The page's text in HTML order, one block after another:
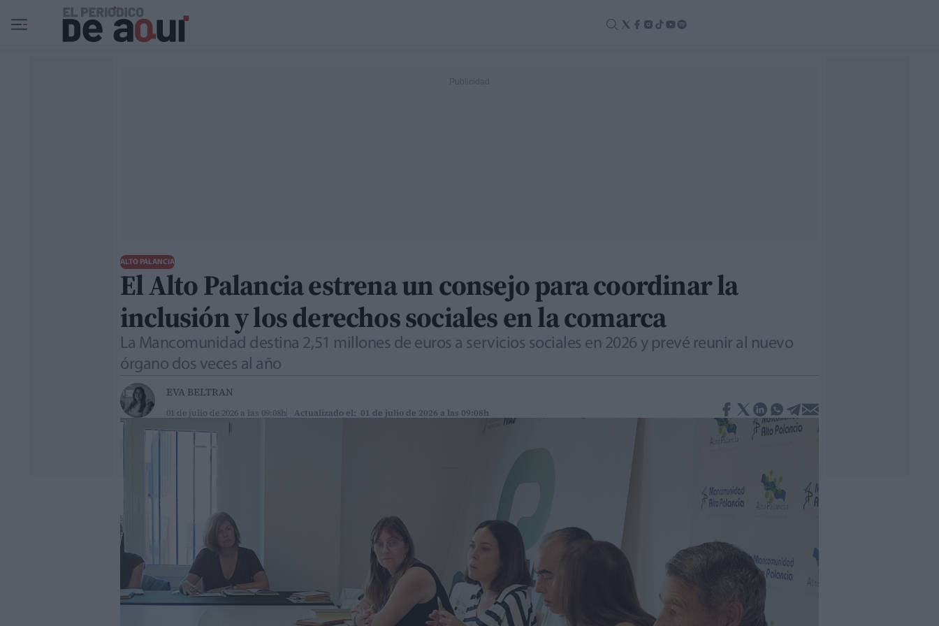
Ir al contenido principal
ALTO PALANCIA
El Alto Palancia estrena un consejo para coordinar la
inclusión y los derechos sociales en la comarca
La Mancomunidad destina 2,51 millones de euros a servicios sociales en 2026 y prevé reunir al nuevo
órgano dos veces al año
EVA BELTRAN
01 de julio de 2026 a las 09:08h Actualizado el: 01 de julio de 2026 a las 09:08h